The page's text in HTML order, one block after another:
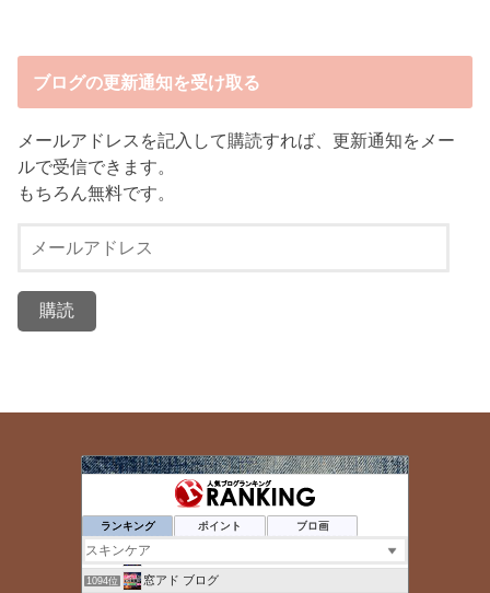
ブログの更新通知を受け取る
メールアドレスを記入して購読すれば、更新通知をメー
ルで受信できます。
もちろん無料です。
ル
ランキング ポイント ブロ画
全身の疲れも取れる小顔コルギ専門サロン ゆめこるぎ
La boutique Bijoux
1092位 Myレビュー ブログ
1093位 ポンポンブログ
1094位 窓アド ブログ